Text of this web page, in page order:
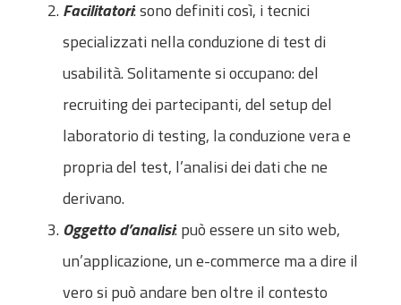
Facilitatori: sono definiti così, i tecnici
specializzati nella conduzione di test di
usabilità. Solitamente si occupano: del
recruiting dei partecipanti, del setup del
laboratorio di testing, la conduzione vera e
propria del test, l’analisi dei dati che ne
derivano.
Oggetto d’analisi: può essere un sito web,
un’applicazione, un e-commerce ma a dire il
vero si può andare ben oltre il contesto